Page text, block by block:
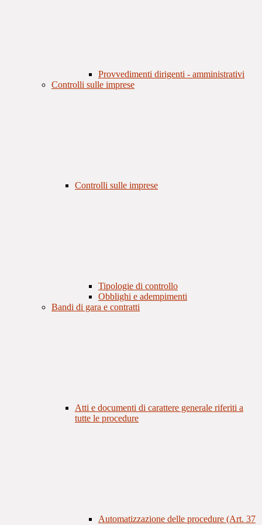
Provvedimenti dirigenti - amministrativi
Controlli sulle imprese
Controlli sulle imprese
Tipologie di controllo
Obblighi e adempimenti
Bandi di gara e contratti
Atti e documenti di carattere generale riferiti a
tutte le procedure
Automatizzazione delle procedure (Art. 37